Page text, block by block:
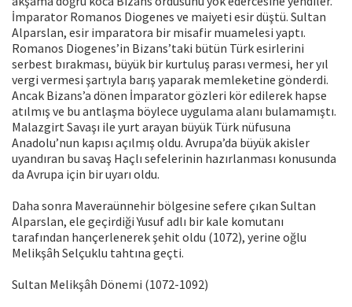
İmparator Romanos Diogenes ve maiyeti esir düştü. Sultan
Alparslan, esir imparatora bir misafir muamelesi yaptı.
Romanos Diogenes’in Bizans’taki bütün Türk esirlerini
serbest bırakması, büyük bir kurtuluş parası vermesi, her yıl
vergi vermesi şartıyla barış yaparak memleketine gönderdi.
Ancak Bizans’a dönen İmparator gözleri kör edilerek hapse
atılmış ve bu antlaşma böylece uygulama alanı bulamamıştı.
Malazgirt Savaşı ile yurt arayan büyük Türk nüfusuna
Anadolu’nun kapısı açılmış oldu. Avrupa’da büyük akisler
uyandıran bu savaş Haçlı sefelerinin hazırlanması konusunda
da Avrupa için bir uyarı oldu.
Daha sonra Maveraünnehir bölgesine sefere çıkan Sultan
Alparslan, ele geçirdiği Yusuf adlı bir kale komutanı
tarafından hançerlenerek şehit oldu (1072), yerine oğlu
Melikşâh Selçuklu tahtına geçti.
Sultan Melikşâh Dönemi (1072-1092)